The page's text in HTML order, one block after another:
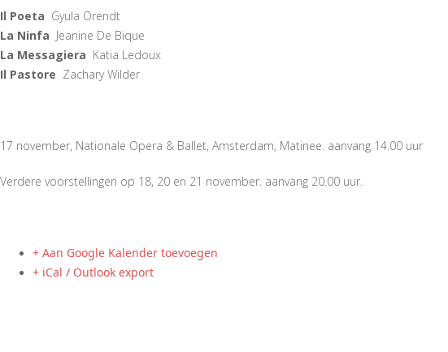
Il Poeta Gyula Orendt
La Ninfa Jeanine De Bique
La Messagiera Katia Ledoux
Il Pastore Zachary Wilder
17 november, Nationale Opera & Ballet, Amsterdam, Matinee. aanvang 14.00 uur
Verdere voorstellingen op 18, 20 en 21 november. aanvang 20.00 uur.
+ Aan Google Kalender toevoegen
+ iCal / Outlook export